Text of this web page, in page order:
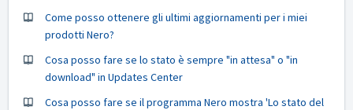
Come posso ottenere gli ultimi aggiornamenti per i miei
prodotti Nero?
Cosa posso fare se lo stato è sempre "in attesa" o "in
download" in Updates Center
Cosa posso fare se il programma Nero mostra 'Lo stato del